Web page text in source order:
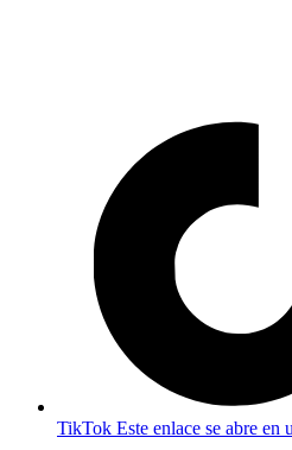
TikTok Este enlace se abre en